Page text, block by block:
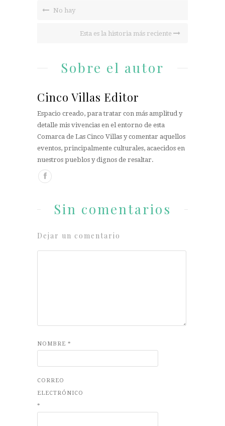
No hay
Esta es la historia más reciente
Sobre el autor
Cinco Villas Editor
Espacio creado, para tratar con más amplitud y
detalle mis vivencias en el entorno de esta
Comarca de Las Cinco Villas y comentar aquellos
eventos, principalmente culturales, acaecidos en
nuestros pueblos y dignos de resaltar.
Sin comentarios
Dejar un comentario
NOMBRE *
CORREO
ELECTRÓNICO
*